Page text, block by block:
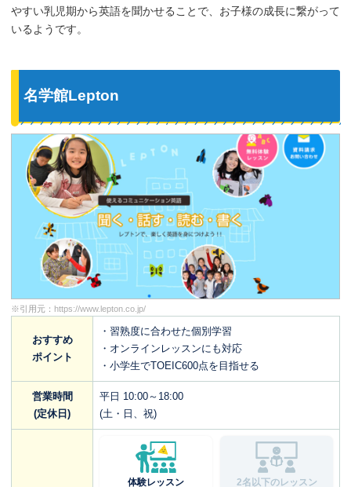
やすい乳児期から英語を聞かせることで、お子様の成長に繋がって
いるようです。
名学館Lepton
※引用元： https://www.lepton.co.jp/
おすすめ
ポイント
・習熟度に合わせた個別学習
・オンラインレッスンにも対応
・小学生でTOEIC600点を目指せる
営業時間
(定休日)
平日 10:00～18:00
(土・日、祝)
体験レッスン 2名以下のレッスン